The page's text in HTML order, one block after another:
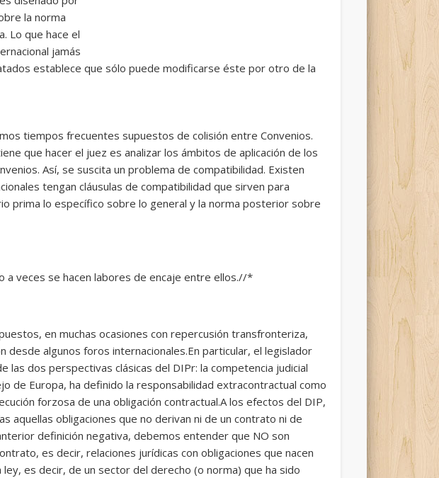
la norma
Lo que hace el
jamás
establece que sólo puede modificarse éste por otro de la
tiempos frecuentes supuestos de colisión entre Convenios.
que hacer el juez es analizar los ámbitos de aplicación de los
Así, se suscita un problema de compatibilidad. Existen
tengan cláusulas de compatibilidad que sirven para
prima lo específico sobre lo general y la norma posterior sobre
a veces se hacen labores de encaje entre ellos.//*
en muchas ocasiones con repercusión transfronteriza,
desde algunos foros internacionales.En particular, el legislador
dos perspectivas clásicas del DIPr: la competencia judicial
de Europa, ha definido la responsabilidad extracontractual como
forzosa de una obligación contractual.A los efectos del DIP,
obligaciones que no derivan ni de un contrato ni de
definición negativa, debemos entender que NO son
es decir, relaciones jurídicas con obligaciones que nacen
es decir, de un sector del derecho (o norma) que ha sido